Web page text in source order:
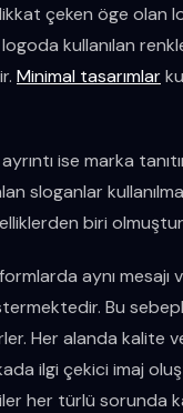
çeken öge olan
kullanılan
Minimal tasarımlar
ise marka
sloganlar
biri
aynı mesajı
Bu
Her alanda kalite
ilgi çekici imaj
her türlü sorunda